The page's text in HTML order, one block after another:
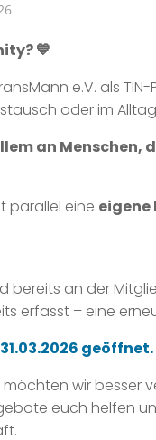
💙
e.V. als
oder im
an Menschen,
parallel eine
bereits an der
erfasst – eine
geöffnet.
möchten wir besser
euch helfen